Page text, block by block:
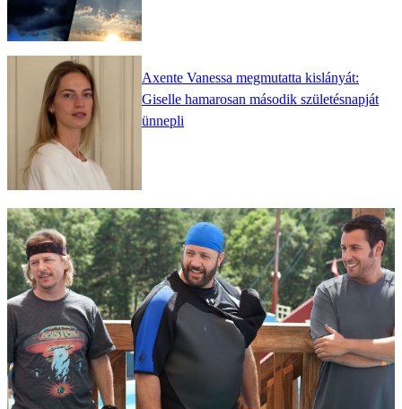
Axente Vanessa megmutatta kislányát:
Giselle hamarosan második születésnapját
ünnepli